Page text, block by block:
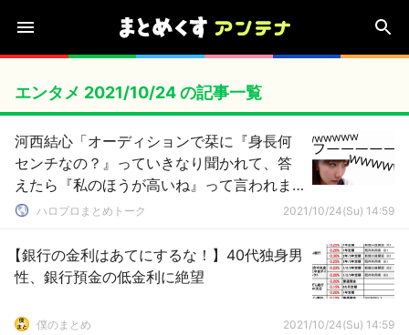
エンタメ 2021/10/24 の記事一覧
河西結心「オーディションで栞に『身長何
センチなの？』っていきなり聞かれて、答
えたら『私のほうが高いね』って言われま
した（笑）」
ハロプロまとめトーク 2021/10/24(Su) 14:59
【銀行の金利はあてにするな！】40代独身男
性、銀行預金の低金利に絶望
僕のまとめ 2021/10/24(Su) 14:59